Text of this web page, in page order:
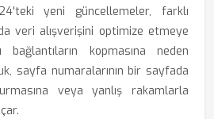
yeni güncellemeler, farklı
veri alışverişini optimize etmeye
bağlantıların kopmasına neden
sayfa numaralarının bir sayfada
veya yanlış rakamlarla